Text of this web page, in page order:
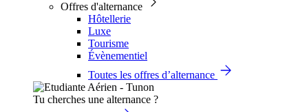
Offres d'alternance
Hôtellerie
Luxe
Tourisme
Évènementiel
Toutes les offres d’alternance
Tu cherches une alternance ?